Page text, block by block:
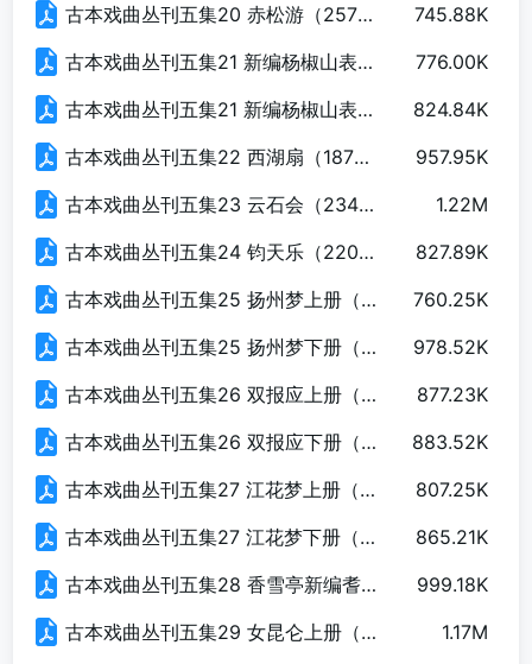
古本戏曲丛刊五集20 赤松游（257页）.pdf
745.88K
古本戏曲丛刊五集21 新编杨椒山表忠蚺蛇胆上册（145页）.pdf
776.00K
古本戏曲丛刊五集21 新编杨椒山表忠蚺蛇胆下册（150页）.pdf
824.84K
古本戏曲丛刊五集22 西湖扇（187页）.pdf
957.95K
古本戏曲丛刊五集23 云石会（234页）.pdf
1.22M
古本戏曲丛刊五集24 钧天乐（220页）.pdf
827.89K
古本戏曲丛刊五集25 扬州梦上册（128页）.pdf
760.25K
古本戏曲丛刊五集25 扬州梦下册（121页）.pdf
978.52K
古本戏曲丛刊五集26 双报应上册（120页）.pdf
877.23K
古本戏曲丛刊五集26 双报应下册（131页）.pdf
883.52K
古本戏曲丛刊五集27 江花梦上册（154页）.pdf
807.25K
古本戏曲丛刊五集27 江花梦下册（124页）.pdf
865.21K
古本戏曲丛刊五集28 香雪亭新编耆英会记（141页）.pdf
999.18K
古本戏曲丛刊五集29 女昆仑上册（115页）.pdf
1.17M